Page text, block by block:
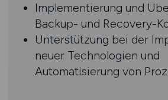
Implementierung und
Backup- und Recovery-
Unterstützung bei der
neuer Technologien und
Automatisierung von